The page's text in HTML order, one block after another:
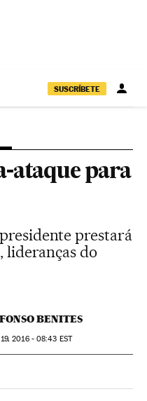
SUSCRÍBETE
ataque para
prestará
lideranças do
BENITES
2016 - 08:43 EST